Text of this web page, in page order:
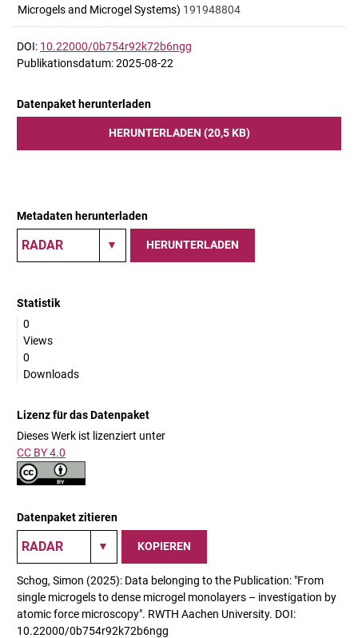
Microgels and Microgel Systems) 191948804
DOI: 10.22000/0b754r92k72b6ngg
Publikationsdatum: 2025-08-22
Datenpaket herunterladen
HERUNTERLADEN (20,5 KB)
Metadaten herunterladen
HERUNTERLADEN
Statistik
0
Views
0
Downloads
Lizenz für das Datenpaket
Dieses Werk ist lizenziert unter
CC BY 4.0
Datenpaket zitieren
KOPIEREN
Schog, Simon (2025): Data belonging to the Publication: "From
single microgels to dense microgel monolayers – investigation by
atomic force microscopy". RWTH Aachen University. DOI:
10.22000/0b754r92k72b6ngg